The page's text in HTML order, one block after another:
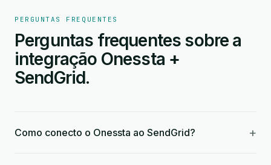
PERGUNTAS FREQUENTES
Perguntas frequentes sobre a
integração Onessta +
SendGrid.
Como conecto o Onessta ao SendGrid? +